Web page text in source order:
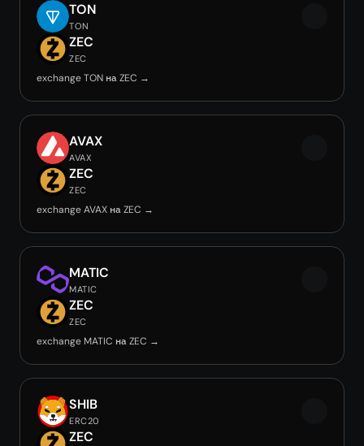
TON
TON
ZEC
ZEC
exchange TON на ZEC →
AVAX
AVAX
ZEC
ZEC
exchange AVAX на ZEC →
MATIC
MATIC
ZEC
ZEC
exchange MATIC на ZEC →
SHIB
ERC20
ZEC